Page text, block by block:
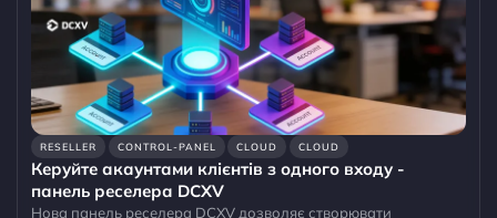
RESELLER CONTROL-PANEL CLOUD CLOUD
Керуйте акаунтами клієнтів з одного входу -
панель реселера DCXV
Нова панель реселера DCXV дозволяє створювати